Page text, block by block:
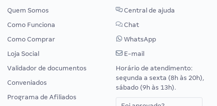
Quem Somos
Como Funciona
Como Comprar
Loja Social
Validador de documentos
Conveniados
Programa de Afiliados
Central de ajuda
Chat
WhatsApp
E-mail
Horário de atendimento:
segunda a sexta (8h às 20h),
sábado (9h às 13h).